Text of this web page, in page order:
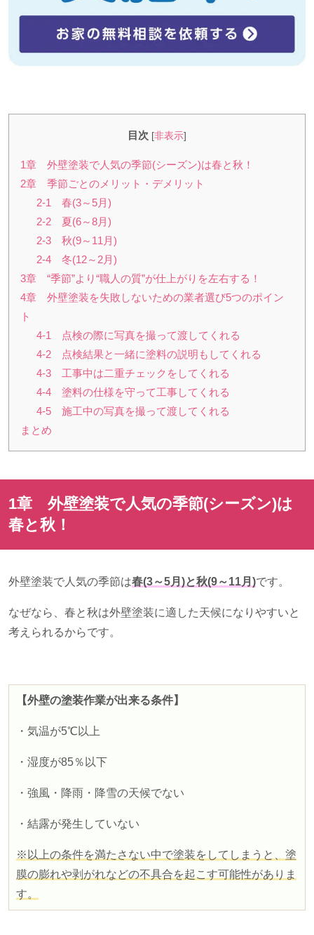
目次 [非表示]
1章 外壁塗装で人気の季節(シーズン)は春と秋！
2章 季節ごとのメリット・デメリット
2-1 春(3～5月)
2-2 夏(6～8月)
2-3 秋(9～11月)
2-4 冬(12～2月)
3章 “季節”より“職人の質”が仕上がりを左右する！
4章 外壁塗装を失敗しないための業者選び5つのポイン
ト
4-1 点検の際に写真を撮って渡してくれる
4-2 点検結果と一緒に塗料の説明もしてくれる
4-3 工事中は二重チェックをしてくれる
4-4 塗料の仕様を守って工事してくれる
4-5 施工中の写真を撮って渡してくれる
まとめ
1章 外壁塗装で人気の季節(シーズン)は
春と秋！
外壁塗装で人気の季節は春(3～5月)と秋(9～11月)です。
なぜなら、春と秋は外壁塗装に適した天候になりやすいと
考えられるからです。
【外壁の塗装作業が出来る条件】
・気温が5℃以上
・湿度が85％以下
・強風・降雨・降雪の天候でない
・結露が発生していない
※以上の条件を満たさない中で塗装をしてしまうと、塗
膜の膨れや剥がれなどの不具合を起こす可能性がありま
す。